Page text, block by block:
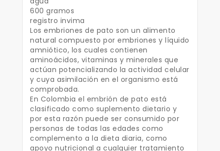
600 gramos
registro invima
Los embriones de pato son un alimento
natural compuesto por embriones y líquido
amniótico, los cuales contienen
aminoácidos, vitaminas y minerales que
actúan potencializando la actividad celular
y cuya asimilación en el organismo está
comprobada.
En Colombia el embrión de pato está
clasificado como suplemento dietario y
por esta razón puede ser consumido por
personas de todas las edades como
complemento a la dieta diaria, como
apoyo nutricional a cualquier tratamiento